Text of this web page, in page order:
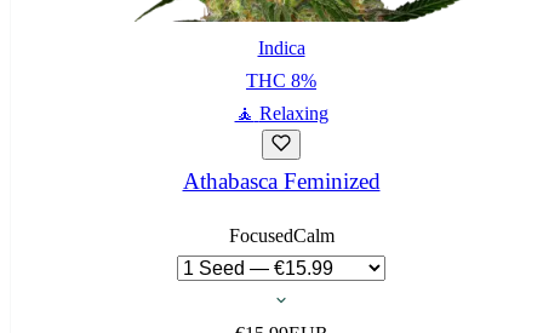
Indica
THC 8%
🧘 Relaxing
Athabasca Feminized
FocusedCalm